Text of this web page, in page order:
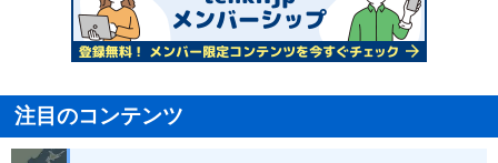
注目のコンテンツ